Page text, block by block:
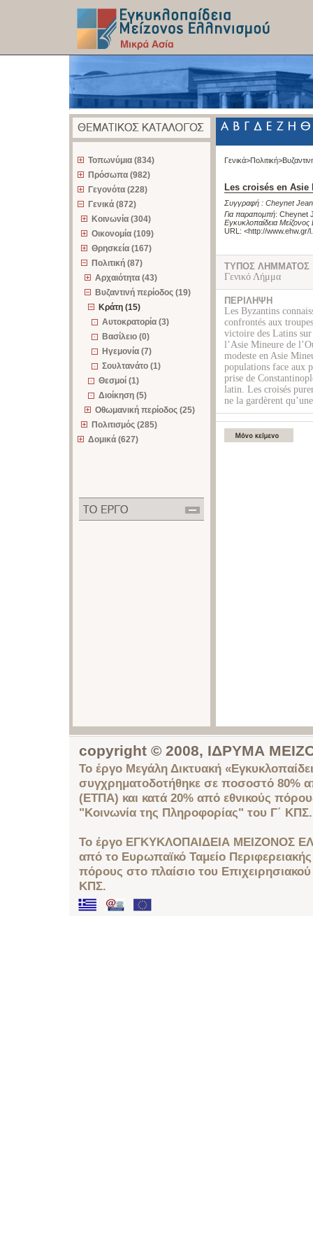
Τοπωνύμια (834)
Πρόσωπα (982)
Γεγονότα (228)
Γενικά (872)
Κοινωνία (304)
Οικονομία (109)
Θρησκεία (167)
Πολιτική (87)
Αρχαιότητα (43)
Βυζαντινή περίοδος (19)
Κράτη (15)
Αυτοκρατορία (3)
Βασίλειο (0)
Ηγεμονία (7)
Σουλτανάτο (1)
Θεσμοί (1)
Διοίκηση (5)
Οθωμανική περίοδος (25)
Πολιτισμός (285)
Δομικά (627)
Γενικά>Πολιτική>
Les croisés en Asie
Συγγραφή : Cheynet
Για παραπομπή: Cheynet
Εγκυκλοπαίδεια
URL: <http://www.ehw.gr/
ΤΥΠΟΣ ΛΗΜΜΑΤΟΣ
Γενικό Λήμμα
ΠΕΡΙΛΗΨΗ
Les Byzantins
confrontés aux
victoire des Latins
l’Asie Mineure de
modeste en Asie
populations face aux
prise de
latin. Les croisés
ne la gardèrent
copyright © 2008, ΙΔΡΥΜΑ
Το έργο Μεγάλη Δικτυακή
συγχρηματοδοτήθηκε σε ποσοστό 80%
(ΕΤΠΑ) και κατά 20% από εθνικούς
"Κοινωνία της Πληροφορίας" του Γ΄ ΚΠΣ.
Το έργο ΕΓΚΥΚΛΟΠΑΙΔΕΙΑ ΜΕΙΖΟΝΟΣ
από το Ευρωπαϊκό Ταμείο
πόρους στο πλαίσιο του
ΚΠΣ.